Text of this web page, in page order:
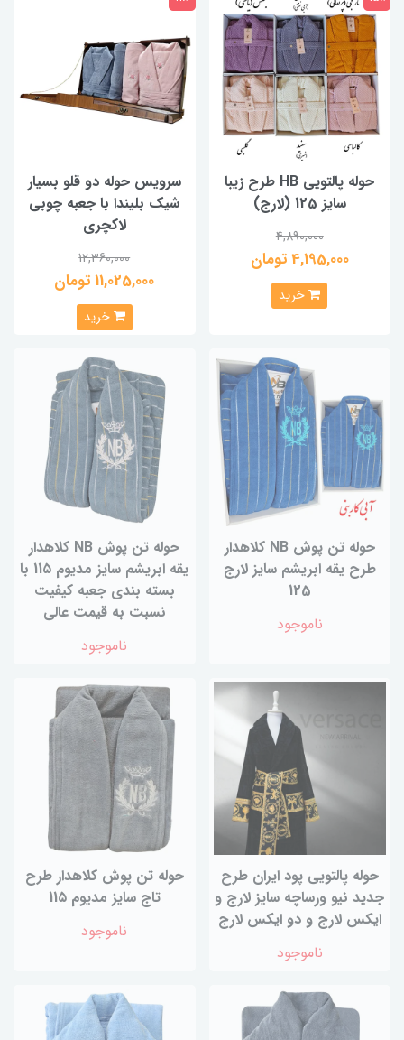
حوله پالتویی HB طرح زیبا
سایز 125 (لارج)
4,890,000
4,195,000 تومان
خرید
سرویس حوله دو قلو بسیار
شیک بلیندا با جعبه چوبی
لاکچری
12,360,000
11,025,000 تومان
خرید
حوله تن پوش NB کلاهدار
طرح یقه ابریشم سایز لارج
125
ناموجود
حوله تن پوش NB کلاهدار
یقه ابریشم سایز مدیوم 11۵ با
بسته بندی جعبه کیفیت
نسبت به قیمت عالی
ناموجود
حوله پالتویی پود ایران طرح
جدید نیو ورساچه سایز لارج و
ایکس لارج و دو ایکس لارج
ناموجود
حوله تن پوش کلاهدار طرح
تاج سایز مدیوم 11۵
ناموجود